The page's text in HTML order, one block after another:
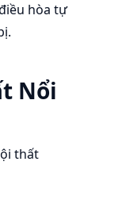
hòa tự
Nổi
thất